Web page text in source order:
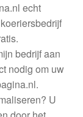
echt
bedrijf aan
nodig om uw
U